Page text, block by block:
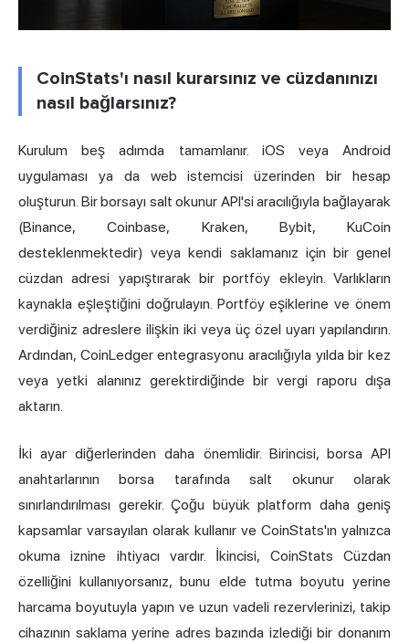
CoinStats'ı nasıl kurarsınız ve cüzdanınızı
nasıl bağlarsınız?
Kurulum beş adımda tamamlanır. iOS veya Android
uygulaması ya da web istemcisi üzerinden bir hesap
oluşturun. Bir borsayı salt okunur API'si aracılığıyla bağlayarak
(Binance, Coinbase, Kraken, Bybit, KuCoin
desteklenmektedir) veya kendi saklamanız için bir genel
cüzdan adresi yapıştırarak bir portföy ekleyin. Varlıkların
kaynakla eşleştiğini doğrulayın. Portföy eşiklerine ve önem
verdiğiniz adreslere ilişkin iki veya üç özel uyarı yapılandırın.
Ardından, CoinLedger entegrasyonu aracılığıyla yılda bir kez
veya yetki alanınız gerektirdiğinde bir vergi raporu dışa
aktarın.
İki ayar diğerlerinden daha önemlidir. Birincisi, borsa API
anahtarlarının borsa tarafında salt okunur olarak
sınırlandırılması gerekir. Çoğu büyük platform daha geniş
kapsamlar varsayılan olarak kullanır ve CoinStats'ın yalnızca
okuma iznine ihtiyacı vardır. İkincisi, CoinStats Cüzdan
özelliğini kullanıyorsanız, bunu elde tutma boyutu yerine
harcama boyutuyla yapın ve uzun vadeli rezervlerinizi, takip
cihazının saklama yerine adres bazında izlediği bir donanım